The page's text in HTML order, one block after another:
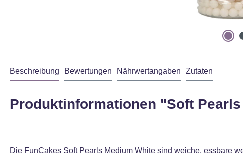
Beschreibung Bewertungen Nährwertangaben Zutaten
Produktinformationen "Soft
Die FunCakes Soft Pearls Medium White sind weiche, essbare